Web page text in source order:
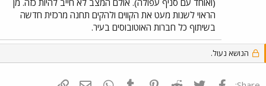
(ואוחד עם סניף עפולה). אולם המצב לא חייב להיות כזה. מן
הראוי לשנות מעט את הקווים ולהקים תחנה מרכזית חדשה
בשיתוף כל חברות האוטובוסים בעיר.
הנושא נעול.
פייסבוק Twitter
Reddit
Pinterest
Tumblr
WhatsAppדואר אלקטרוני